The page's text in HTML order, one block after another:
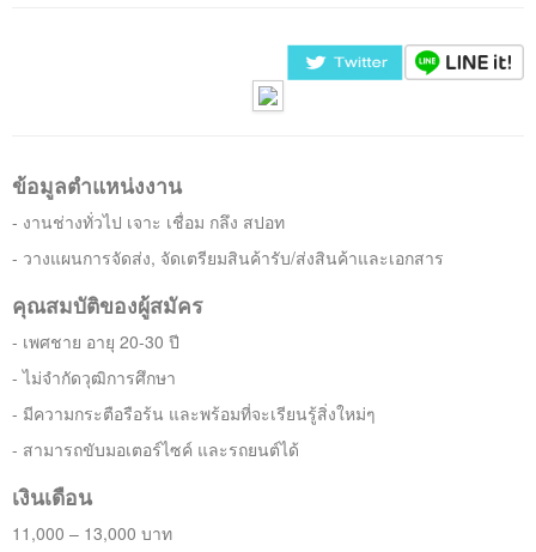
ข้อมูลตำแหน่งงาน
- งานช่างทั่วไป เจาะ เชื่อม กลึง สปอท
- วางแผนการจัดส่ง, จัดเตรียมสินค้ารับ/ส่งสินค้าและเอกสาร
คุณสมบัติของผู้สมัคร
- เพศชาย อายุ 20-30 ปี
- ไม่จำกัดวุฒิการศึกษา
- มีความกระตือรือร้น และพร้อมที่จะเรียนรู้สิ่งใหม่ๆ
- สามารถขับมอเตอร์ไซค์ และรถยนต์ได้
เงินเดือน
11,000 – 13,000 บาท